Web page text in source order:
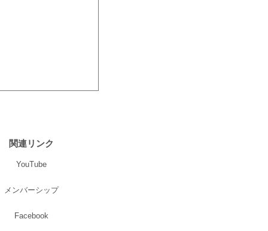
関連リンク
YouTube
メンバーシップ
Facebook